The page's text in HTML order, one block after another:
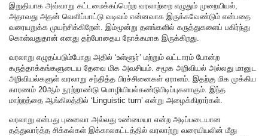
இறுதியாக அவ்வாறு கட்டமைக்கப்பெற்ற வரலாற்றை எழுதும் முறையியல்,
அதாவது அதன் வெளிப்பாட்டு வடிவம் என்னவாக இருக்கவேண்டும் என்பதை
வரையறுக்க முயற்சிக்கிறேன். இம்மூன்று தளங்களில் கருத்துகளைப் பகிர்ந்து
கொள்வதுதான் எனது தற்போதைய நோக்கமாக இருக்கிறது.
வரலாறு எழுதப்படும்போது அதில் ‘உள்ளூர்’ மற்றும் வட்டாரம் போன்ற
கருத்தாக்கங்களுடைய தேவை மிக அவசியம். சமூக அறிவியல் அல்லது மானுட
அறிவியல்களுள் வரலாறு சந்தித்த பிரச்சினைகள் ஏராளம். இதற்கு மிக முக்கிய
காரணம் 20ஆம் நூற்றாண்டு மொழியியல்கண்டுபிடிப்புகளாகும். இந்த
மாற்றத்தை ஆங்கிலத்தில் ‘Linguistic turn’ என்று அழைக்கிறார்கள்.
வரலாறு என்பது புனைவா அல்லது உண்மையா என்ற அடிப்படையான
தத்துவார்த்த சிக்கல்கள் இக்காலகட்டத்தில் வரலாற்று வரையியலின் மீது